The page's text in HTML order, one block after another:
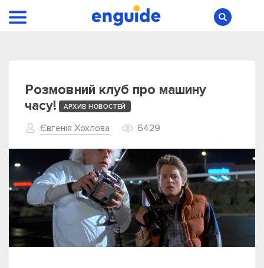
Розмовний клуб про машину
часу!
АРХИВ НОВОСТЕЙ
Євгенія Хохлова 6429